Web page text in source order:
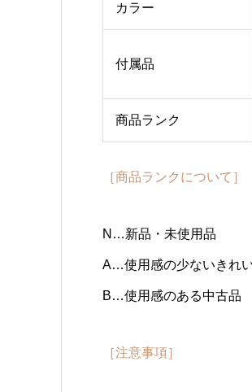
カラー
付属品
商品ランク
［商品ランクについて］
N…新品・未使用品
A…使用感の少ないきれ
B…使用感のある中古品
［注意事項］